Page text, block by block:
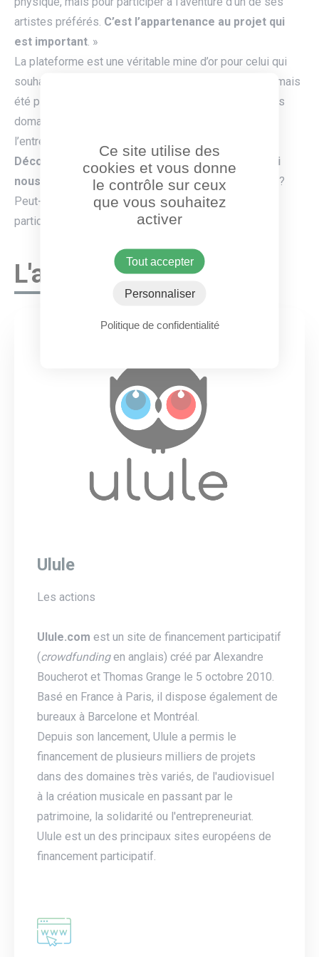
artistes préférés. C’est l’appartenance au projet qui
est important. »
La plateforme est une véritable mine d’or pour celui qui
souhaiterait devenir un acteur du changement. Il n’a jamais
été plus simple de participer à des initiatives dans les
domaines de la culture, de la solidarité ou encore de
l’entrepreneuriat social, solidaire et responsable.
Découvrez toute la semaine des projets Ulule qui
nous tiennent particulièrement à cœur. Et qui sait ?
Peut-être franchirez-vous le pas du financement
participatif !
L'association
Ulule
Les actions
Ulule.com est un site de financement participatif
(crowdfundingen anglais) créé par Alexandre
Boucherot et Thomas Grange le 5 octobre 2010.
Basé en France à Paris, il dispose également de
bureaux à Barcelone et Montréal.
Depuis son lancement, Ulule a permis le
financement de plusieurs milliers de projets
dans des domaines très variés, de l'audiovisuel
à la création musicale en passant par le
patrimoine, la solidarité ou l'entrepreneuriat.
Ulule est un des principaux sites européens de
financement participatif.
Ce site utilise des
cookies et vous donne
le contrôle sur ceux
que vous souhaitez
activer
Tout accepter
Personnaliser
Politique de confidentialité